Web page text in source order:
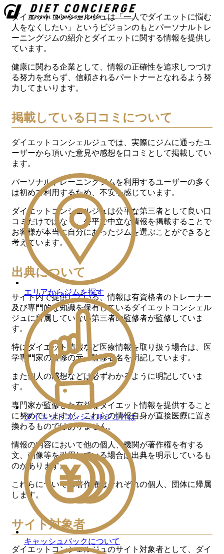
エリアからジムを探す
ダイエットコンシェルジュとは
キャッシュバックについて
ダイエットコンシェルジュは「一人でダイエットに悩む
人をなくしたい」というビジョンのもとパーソナルトレ
ーニングジムの紹介とダイエットに関する情報を提供し
ています。
健康に関わる企業として、情報の正確性を追求しつづけ
る努力を怠らず、信頼されるパートナーとなれるよう努
力してまいります。
掲載している口コミについて
ダイエットコンシェルジュでは、実際にジムに通ったユ
ーザーから頂いた意見や感想を口コミとして掲載してい
ます。
パーソナルトレーニングジムを利用するユーザーの多く
は初めて利用するため、不安を感じています。
ダイエットコンシェルジュは公平な第三者として良い口
コミだけではなく、公平で中立な情報を掲載することで
お客様が本当に自分にあったジムを選ぶことができると
考えています。
出典について
サイト内で提供している、情報は有資格者のトレーナー
及び専門的な知識を保有しているダイエットコンシェル
ジュに所属していない第三者の監修者が監修していま
す。
特にダイエット情報など医療情報を取り扱う場合は、医
学専門家の監修の元、監修者名を明記しています。
また個人の感想などは必ずわかるように明記していま
す。
専門家が監修した有益なダイエット情報を提供すること
に努めていますが、これらの情報自身が直接医療に置き
換わるものではありません。
情報の内容において他の個人、機関が著作権を有する
文、画像等を引用している場合は出典を明示しているも
のがあります。
これらについての著作権はそれぞれの個人、団体に帰属
します。
サイト対象者
ダイエットコンシェルジュのサイト対象者として、ダイ